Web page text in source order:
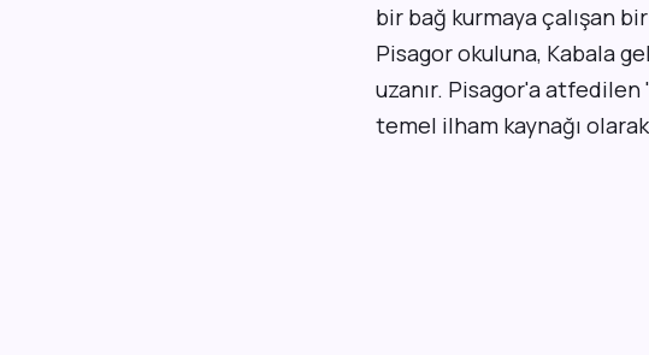
bir bağ kurmaya çalışan
Pisagor okuluna, Kabala
uzanır. Pisagor'a
temel ilham kaynağı